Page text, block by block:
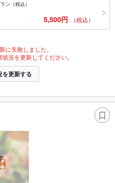
ン（税込）
5,500円 （税込）
に失敗しました。
況を更新してください。
を更新する